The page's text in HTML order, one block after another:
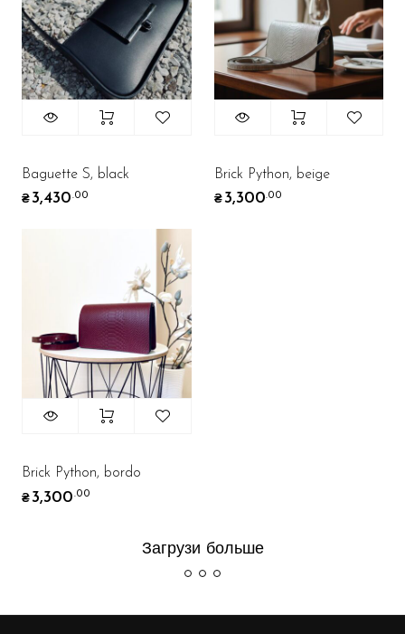
Baguette S, black
₴3,430.00
Brick Python, beige
₴ 3,300.00
Brick Python, bordo
₴3,300.00
Загрузи больше